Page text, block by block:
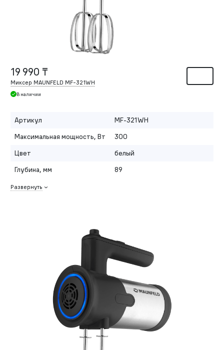
19 990 ₸
Миксер MAUNFELD MF-321WH
В наличии
Артикул
MF-321WH
Максимальная мощность, Вт
300
Цвет
белый
Глубина, мм
89
Развернуть